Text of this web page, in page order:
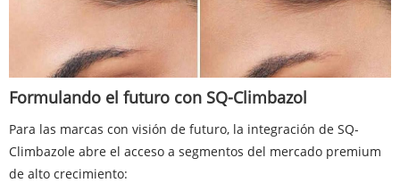
Formulando el futuro con SQ-Climbazol
Para las marcas con visión de futuro, la integración de SQ-
Climbazole abre el acceso a segmentos del mercado premium
de alto crecimiento: